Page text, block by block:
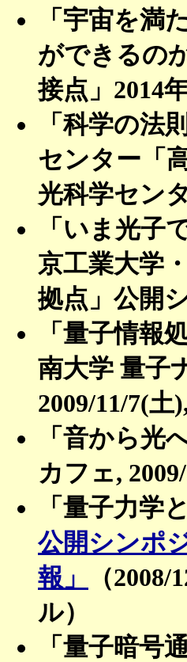
「宇宙を満
ができるの
接点」2014
「科学の法
センター「
光科学セン
「いま光子
京工業大学
拠点」公開
「量子情報
南大学 量子
2009/11/7(土
「音から光
カフェ,
「量子力学
公開シンポ
報」
（
ル）
「量子暗号